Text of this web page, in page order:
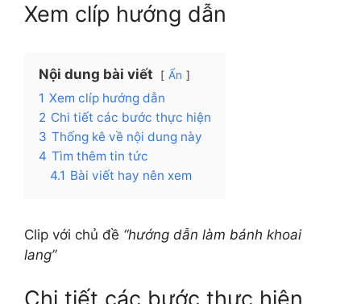
Xem clíp hướng dẫn
Nội dung bài viết Ẩn
1 Xem clíp hướng dẫn
2 Chi tiết các bước thực hiện
3 Thống kê về nội dung này
4 Tìm thêm tin tức
4.1 Bài viết hay nên xem
Clip với chủ đề “hướng dẫn làm bánh khoai
lang”
Chi tiết các bước thực hiện